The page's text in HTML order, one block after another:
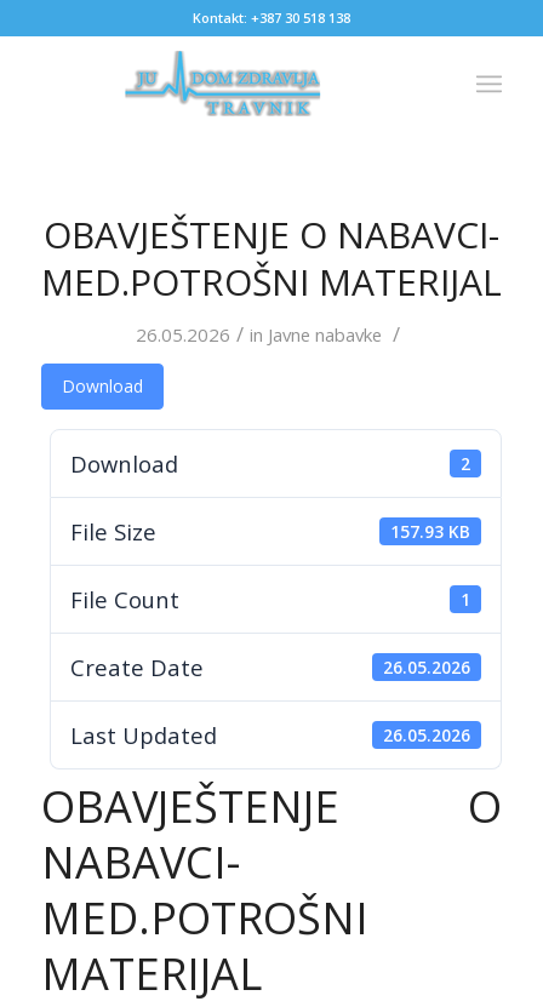
Kontakt: +387 30 518 138
OBAVJEŠTENJE O NABAVCI-
MED.POTROŠNI MATERIJAL
26.05.2026 / in Javne nabavke /
Download
Download 2
File Size 157.93 KB
File Count 1
Create Date 26.05.2026
Last Updated 26.05.2026
OBAVJEŠTENJE O
NABAVCI-
MED.POTROŠNI
MATERIJAL